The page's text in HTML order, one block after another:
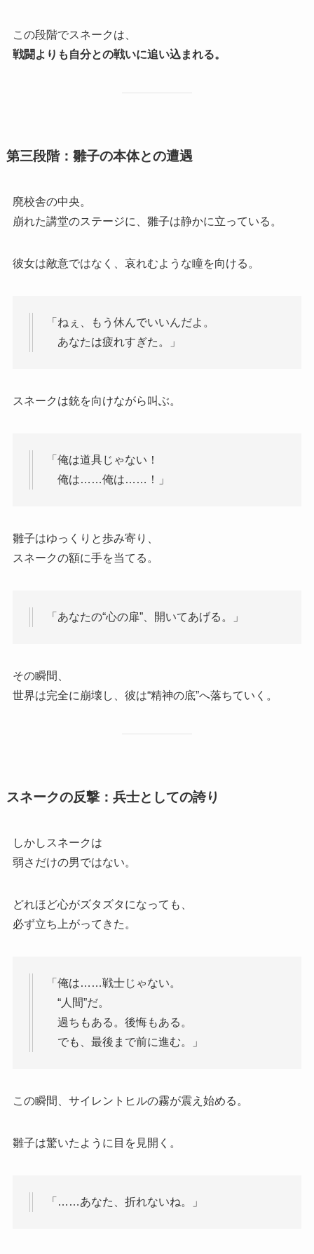
この段階でスネークは、
戦闘よりも自分との戦いに追い込まれる。
第三段階：雛子の本体との遭遇
廃校舎の中央。
崩れた講堂のステージに、雛子は静かに立っている。
彼女は敵意ではなく、哀れむような瞳を向ける。
「ねぇ、もう休んでいいんだよ。
あなたは疲れすぎた。」
スネークは銃を向けながら叫ぶ。
「俺は道具じゃない！
俺は……俺は……！」
雛子はゆっくりと歩み寄り、
スネークの額に手を当てる。
「あなたの“心の扉”、開いてあげる。」
その瞬間、
世界は完全に崩壊し、彼は“精神の底”へ落ちていく。
スネークの反撃：兵士としての誇り
しかしスネークは
弱さだけの男ではない。
どれほど心がズタズタになっても、
必ず立ち上がってきた。
「俺は……戦士じゃない。
“人間”だ。
過ちもある。後悔もある。
でも、最後まで前に進む。」
この瞬間、サイレントヒルの霧が震え始める。
雛子は驚いたように目を見開く。
「……あなた、折れないね。」